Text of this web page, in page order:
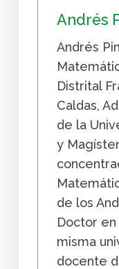
Andrés
Andrés
Distrital
Caldas,
de la
y
de los
Doctor en
misma
docente